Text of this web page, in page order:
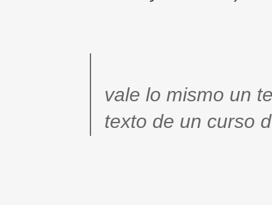
vale lo mismo un
texto de un curso